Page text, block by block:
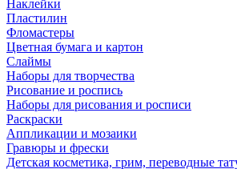
Наклейки
Пластилин
Фломастеры
Цветная бумага и картон
Слаймы
Наборы для творчества
Рисование и роспись
Наборы для рисования и росписи
Раскраски
Аппликации и мозаики
Гравюры и фрески
Детская косметика, грим, переводные